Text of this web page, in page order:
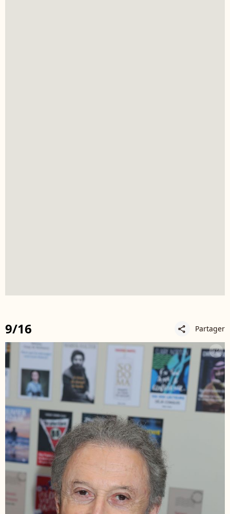
9/16 share Partager